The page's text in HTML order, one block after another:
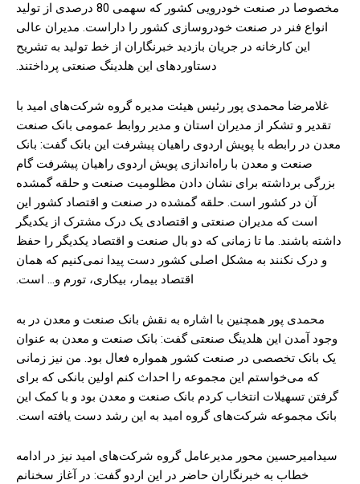
مخصوصا در صنعت خودرویی کشور که سهمی 80 درصدی از تولید
انواع فنر در صنعت خودروسازی کشور را داراست. مدیران عالی
این کارخانه در جریان بازدید خبرنگاران از خط تولید به تشریح
دستاوردهای این هلدینگ صنعتی پرداختند.
غلامرضا محمدی پور رئیس هیئت مدیره گروه شرکت‌های امید با
تقدیر و تشکر از مدیران استان و مدیر روابط عمومی بانک صنعت
معدن در رابطه با پویش اردوی راهیان پیشرفت این بانک گفت: بانک
صنعت و معدن با راه‌اندازی پویش اردوی راهیان پیشرفت گام
بزرگی برداشته برای نشان دادن مظلومیت صنعت و حلقه گمشده
آن در کشور است. حلقه گمشده در صنعت و اقتصاد کشور این
است که مدیران صنعتی و اقتصادی یک درک مشترک از یکدیگر
داشته باشند. ما تا زمانی که دو بال صنعت و اقتصاد یکدیگر را حفظ
و درک نکنند به مشکل اصلی کشور دست پیدا نمی‌کنیم که همان
اقتصاد بیمار، بیکاری، تورم و… است.
محمدی پور همچنین با اشاره به نقش بانک صنعت و معدن در به
وجود آمدن این هلدینگ صنعتی گفت: بانک صنعت و معدن به عنوان
یک بانک تخصصی در صنعت کشور همواره فعال بود. من نیز زمانی
که می‌خواستم این مجموعه را احداث کنم اولین بانکی که برای
گرفتن تسهیلات انتخاب کردم بانک صنعت و معدن بود و با کمک این
بانک مجموعه شرکت‌های گروه امید به این رشد دست یافته است.
سیدامیرحسین محور مدیرعامل گروه شرکت‌های امید نیز در ادامه
خطاب به خبرنگاران حاضر در این اردو گفت: در آغاز سخنانم